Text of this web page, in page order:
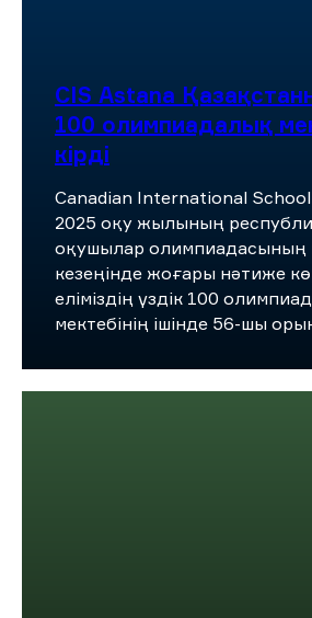
CIS Astana
100 олимпиадалық
кірді
Canadian International
2025 оқу жылының
оқушылар
кезеңінде жоғары нәтиже
еліміздің үздік 100
мектебінің ішінде 56-шы